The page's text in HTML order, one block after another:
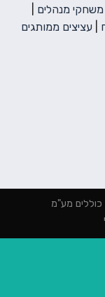
משחקי מנהלים
עציצים ממותגים